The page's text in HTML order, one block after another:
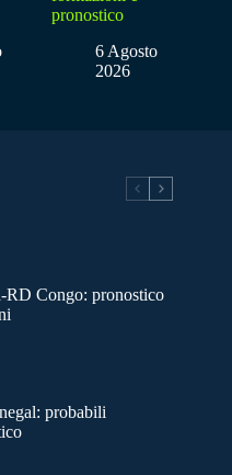
pronostico
6 Agosto
2026
Congo: pronostico
probabili